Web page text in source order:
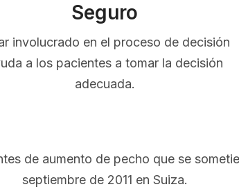
Seguro
involucrado en el proceso de decisión
a los pacientes a tomar la decisión
adecuada.
de aumento de pecho que se
septiembre de 2011 en Suiza.